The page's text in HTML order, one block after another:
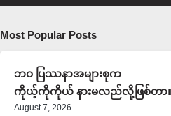
Most Popular Posts
ဘဝ ပြဿနာအများစုက
ကိုယ့်ကိုကိုယ် နားမလည်လို့ဖြစ်တာ
August 7, 2026